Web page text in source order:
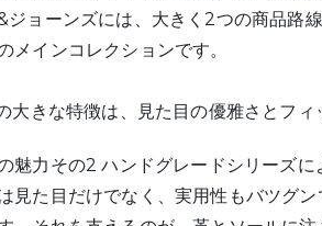
ジョーンズには、大きく2つの商品路
メインコレクションです。
大きな特徴は、見た目の優雅さとフィ
魅力その2 ハンドグレードシリーズに
見た目だけでなく、実用性もバツグ